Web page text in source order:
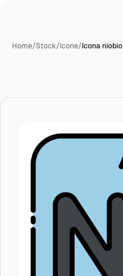
Home/Stock/Icone/Icona niobio